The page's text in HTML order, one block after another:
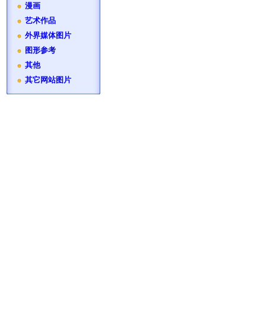
漫画
艺术作品
外界媒体图片
图形参考
其他
其它网站图片